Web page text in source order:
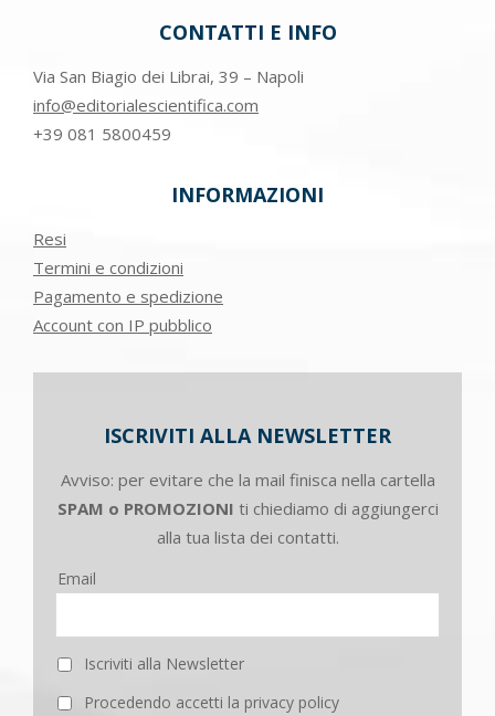
CONTATTI E INFO
Via San Biagio dei Librai, 39 – Napoli
info@editorialescientifica.com
+39 081 5800459
INFORMAZIONI
Resi
Termini e condizioni
Pagamento e spedizione
Account con IP pubblico
ISCRIVITI ALLA NEWSLETTER
Avviso: per evitare che la mail finisca nella cartella
SPAM o PROMOZIONI ti chiediamo di aggiungerci
alla tua lista dei contatti.
Email
Iscriviti alla Newsletter
Procedendo accetti la privacy policy